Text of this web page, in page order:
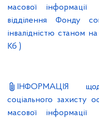
масової інформації
відділення Фонду
інвалідністю станом
Кб )
ІНФОРМАЦІЯ
соціального захисту
масової інформації